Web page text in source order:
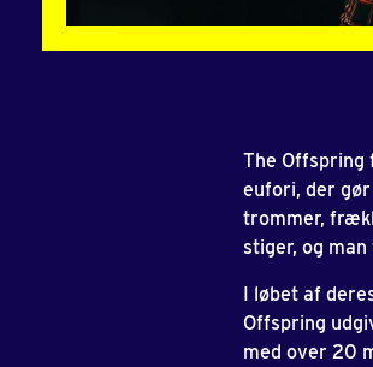
The Offspring
eufori, der
trommer,
stiger, og
I løbet af
Offspring
med over 20